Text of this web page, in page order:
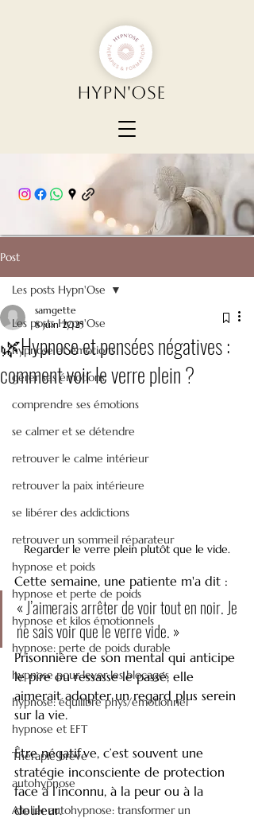
Hypn'Ose
Post
Les posts Hypn'Ose
hypnose et émotions
gérer ses émotions
comprendre ses émotions
se calmer et se détendre
retrouver le calme intérieur
retrouver la paix intérieure
se libérer des addictions
retrouver un sommeil réparateur
hypnose et poids
hypnose et perte de poids
hypnose et kilos émotionnels
hypnose: perte de poids durable
hypnose pour lever les blocages
hypnose: équilibre phys/émotionnel
hypnose et EFT
Thérapie brève
autohypnose
Atelier autohypnose: transformer un
Les posts Hypn'Ose
🌿Hypnose et pensées négatives :
comment voir le verre plein ?
samgette
8 juin 2025
Regarder le verre plein plutôt que le vide.
Cette semaine, une patiente m'a dit :
« J’aimerais arrêter de voir tout en noir. Je
ne sais voir que le verre vide. »
Prisonnière de son mental qui anticipe
le pire ou ressasse le passé, elle
aimerait adopter un regard plus serein
sur la vie.
Être négatif.ve, c’est souvent une
stratégie inconsciente de protection
face à l’inconnu, à la peur ou à la
douleur.